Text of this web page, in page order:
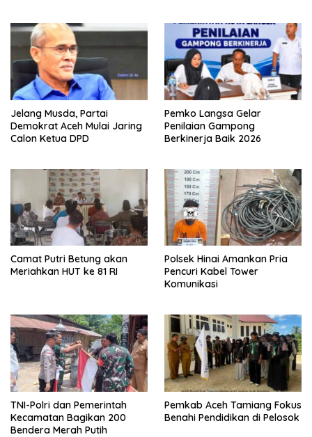
Jelang Musda, Partai
Demokrat Aceh Mulai Jaring
Calon Ketua DPD
Pemko Langsa Gelar
Penilaian Gampong
Berkinerja Baik 2026
Camat Putri Betung akan
Meriahkan HUT ke 81 RI
Polsek Hinai Amankan Pria
Pencuri Kabel Tower
Komunikasi
TNI-Polri dan Pemerintah
Kecamatan Bagikan 200
Bendera Merah Putih
Pemkab Aceh Tamiang Fokus
Benahi Pendidikan di Pelosok